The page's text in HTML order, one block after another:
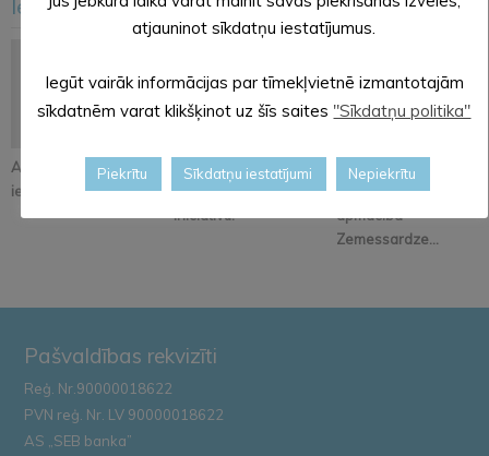
Iesakām arī šo
Atjaunos Melleņkalna
ielas segumu
Pastāsti savas domas
par Kopienu svētku
iniciatīvu!
Alūksnē notiks
orientēšanās
apmācība
Zemessardze...
Pašvaldības rekvizīti
Reģ. Nr.90000018622
PVN reģ. Nr. LV 90000018622
AS „SEB banka”
atjauninot sīkdatņu iestatījumus.
Iegūt vairāk informācijas par tīmekļvietnē izmantotajām
sīkdatnēm varat klikšķinot uz šīs saites "Sīkdatņu politika"
Piekrītu Sīkdatņu iestatījumi Nepiekrītu